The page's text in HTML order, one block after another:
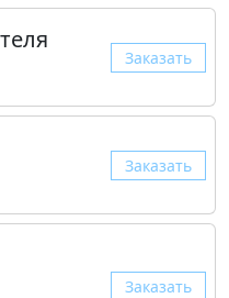
Заказать
Заказать
Заказать